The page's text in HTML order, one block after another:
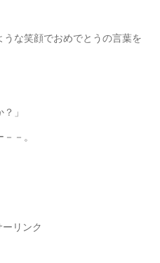
な笑顔でおめでとうの言葉を
」
－。
ーリンク